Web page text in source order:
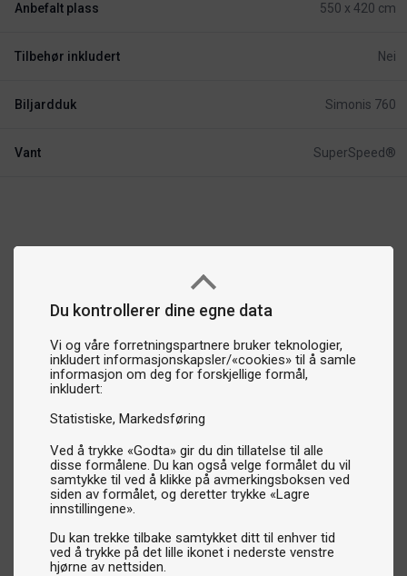
Du kontrollerer dine egne data
Vi og våre forretningspartnere bruker teknologier,
inkludert informasjonskapsler/«cookies» til å samle
informasjon om deg for forskjellige formål,
inkludert:
Statistiske Markedsføring
Ved å trykke «Godta» gir du din tillatelse til alle
disse formålene. Du kan også velge formålet du vil
samtykke til ved å klikke på avmerkingsboksen ved
siden av formålet, og deretter trykke «Lagre
innstillingene».
Du kan trekke tilbake samtykket ditt til enhver tid
ved å trykke på det lille ikonet i nederste venstre
hjørne av nettsiden.
Anbefalt plass 550 x 420 cm
Tilbehør inkludert Nei
Biljardduk Simonis 760
Vant SuperSpeed®